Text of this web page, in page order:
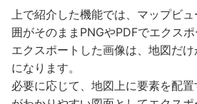
上で紹介した機能では、マップビ
囲がそのままPNGやPDFでエクスポ
エクスポートした画像は、地図だ
になります。
必要に応じて、地図上に要素を配